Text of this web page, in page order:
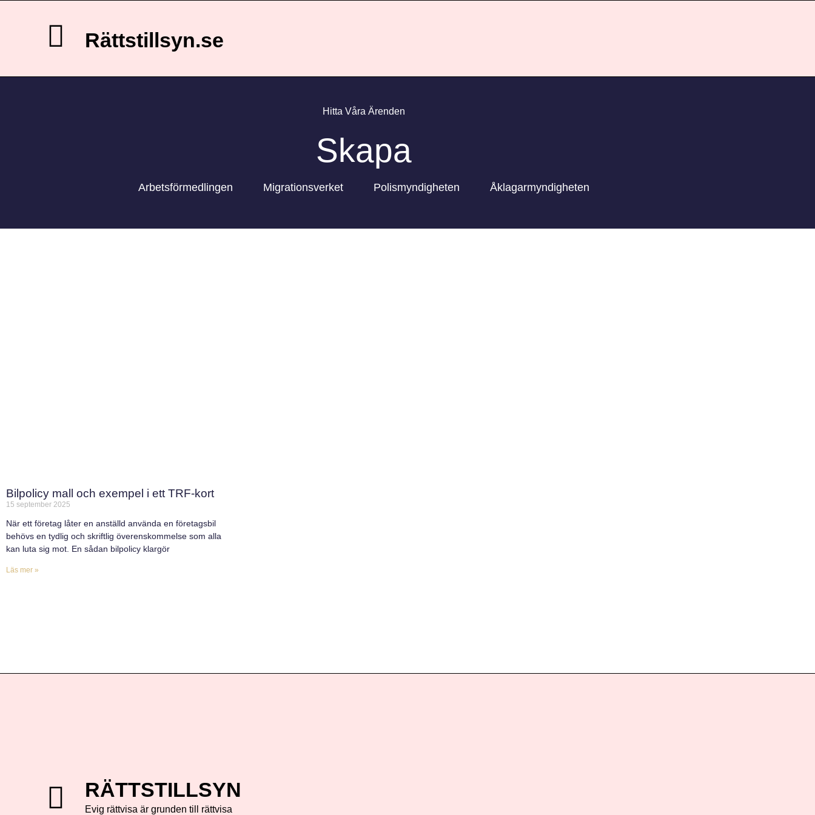
Rättstillsyn.se
Hitta Våra Ärenden
Skapa
Arbetsförmedlingen Migrationsverket Polismyndigheten Åklagarmyndigheten
Bilpolicy mall och exempel i ett TRF-kort
15 september 2025
När ett företag låter en anställd använda en företagsbil
behövs en tydlig och skriftlig överenskommelse som alla
kan luta sig mot. En sådan bilpolicy klargör
Läs mer »
RÄTTSTILLSYN
Evig rättvisa är grunden till rättvisa